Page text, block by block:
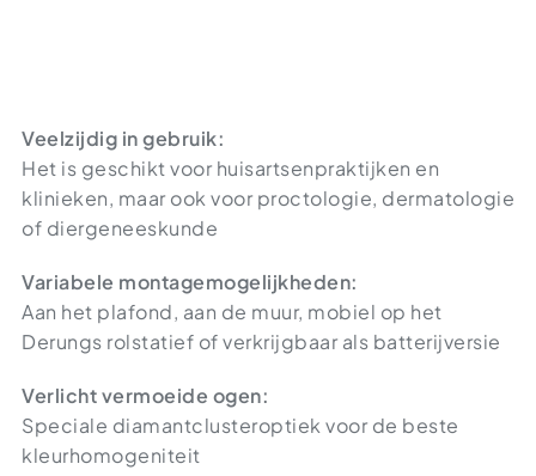
Veelzijdig in gebruik:
Het is geschikt voor huisartsenpraktijken en
klinieken, maar ook voor proctologie, dermatologie
of diergeneeskunde
Variabele montagemogelijkheden:
Aan het plafond, aan de muur, mobiel op het
Derungs rolstatief of verkrijgbaar als batterijversie
Verlicht vermoeide ogen:
Speciale diamantclusteroptiek voor de beste
kleurhomogeniteit